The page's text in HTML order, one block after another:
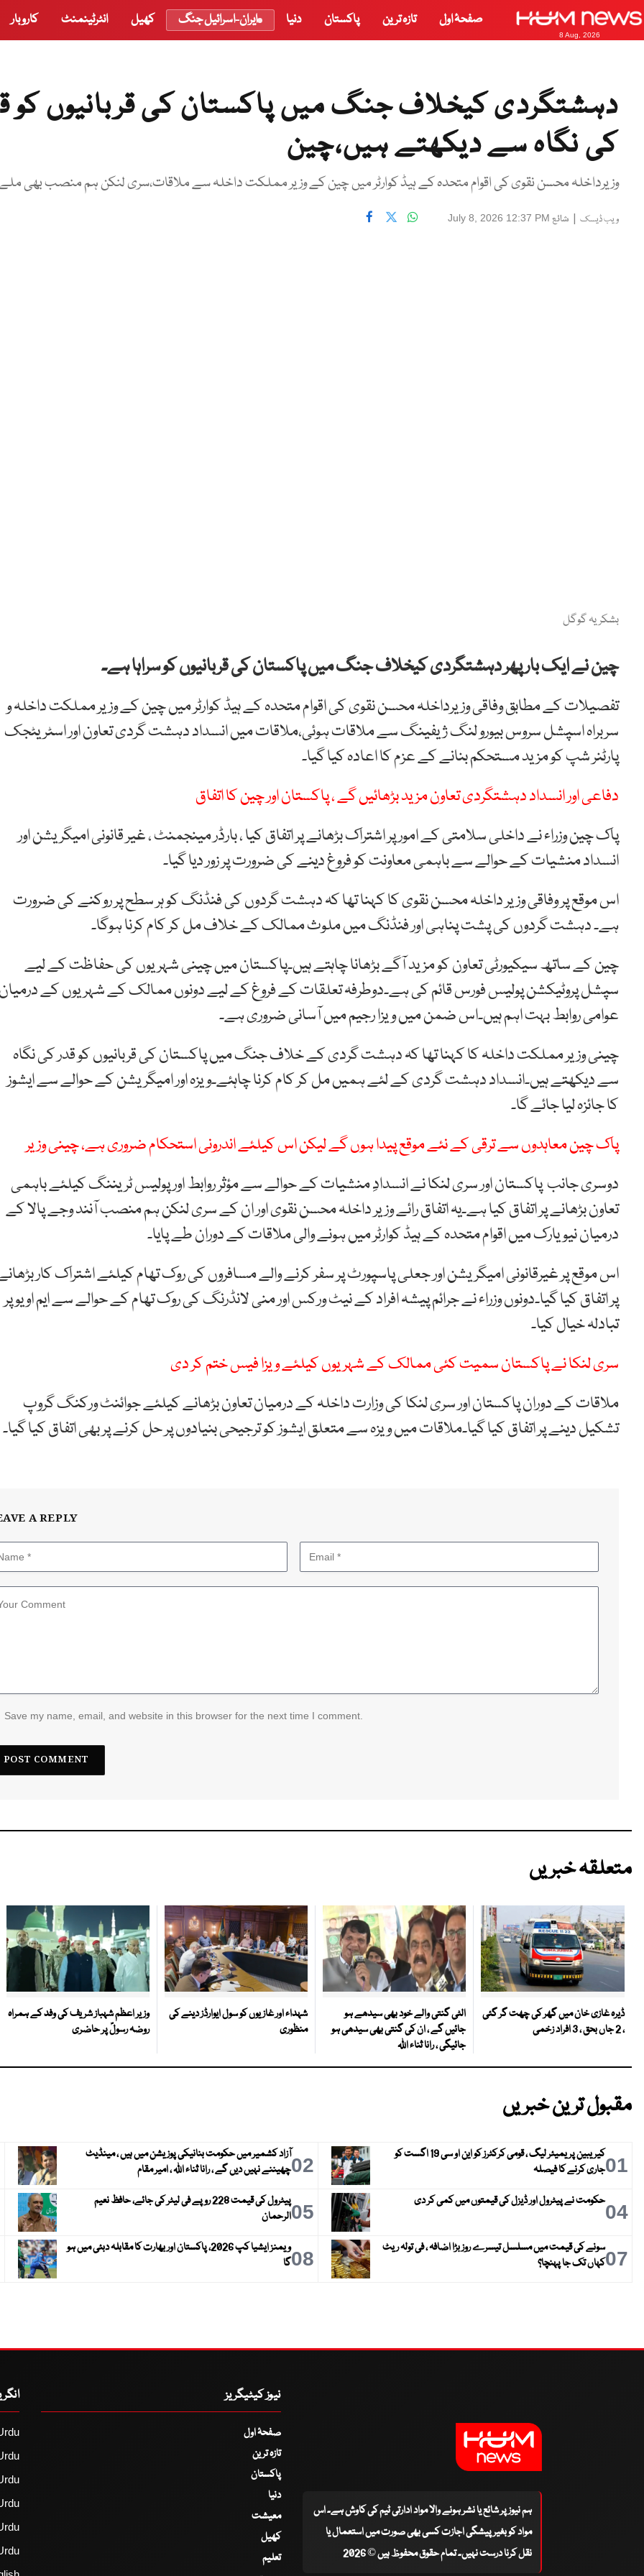
8 Aug, 2026
صفحۂ اول تازہ ترین پاکستان دنیا ایران-اسرائیل جنگ کھیل انٹرٹینمنٹ کاروبار
دہشتگردی کیخلاف جنگ میں پاکستان کی قربانیوں کو
کی نگاہ سے دیکھتے ہیں،چین
وزیرداخلہ محسن نقوی کی اقوام متحدہ کے ہیڈ کوارٹر میں چین کے وزیر مملکت داخلہ سے ملاقات،سری لنکن ہم منصب بھی
ویب ڈیسک | شائع July 8, 2026 12:37 PM
بشکریہ گوگل
چین نے ایک بار پھر دہشتگردی کیخلاف جنگ میں پاکستان کی قربانیوں کو سراہا ہے۔
تفصیلات کے مطابق وفاقی وزیرداخلہ محسن نقوی کی اقوام متحدہ کے ہیڈ کوارٹر میں چین کے وزیر مملکت داخلہ و
سربراہ اسپشل سروس بیورو لنگ ژیفینگ سے ملاقات ہوئی،ملاقات میں انسداد دہشت گردی تعاون اور اسٹریٹجک
پارٹنر شپ کو مزید مستحکم بنانے کے عزم کا اعادہ کیا گیا۔
دفاعی اور انسداد دہشتگردی تعاون مزید بڑھائیں گے ، پاکستان اور چین کا اتفاق
پاک چین وزراء نے داخلی سلامتی کے امور پر اشتراک بڑھانے پر اتفاق کیا ، بارڈر مینجمنٹ ، غیر قانونی امیگریشن اور
انسداد منشیات کے حوالے سے باہمی معاونت کو فروغ دینے کی ضرورت پر زور دیا گیا۔
اس موقع پر وفاقی وزیر داخلہ محسن نقوی کا کہنا تھا کہ دہشت گردوں کی فنڈنگ کو ہر سطح پر روکنے کی ضرورت
ہے۔ دہشت گردوں کی پشت پناہی اور فنڈنگ میں ملوث ممالک کے خلاف مل کر کام کرنا ہوگا۔
چین کے ساتھ سیکیورٹی تعاون کو مزید آگے بڑھانا چاہتے ہیں۔پاکستان میں چینی شہریوں کی حفاظت کے لیے
سپشل پروٹیکشن پولیس فورس قائم کی ہے۔​دوطرفہ تعلقات کے فروغ کے لیے دونوں ممالک کے شہریوں کے
عوامی روابط بہت اہم ہیں۔اس ضمن میں ویزا رجیم میں آسانی ضروری ہے۔
چینی وزیر مملکت داخلہ کا کہنا تھا کہ دہشت گردی کے خلاف جنگ میں پاکستان کی قربانیوں کو قدر کی نگاہ
سے دیکھتے ہیں۔انسداد دہشت گردی کے لئے ہمیں مل کر کام کرنا چاہئے۔​ویزہ اور امیگریشن کے حوالے سے ایشوز
کا جائزہ لیا جائے گا۔
پاک چین معاہدوں سے ترقی کے نئے موقع پیدا ہوں گے لیکن اس کیلئے اندرونی استحکام ضروری ہے، چینی وزیر
دوسری جانب پاکستان اور سری لنکا نے انسدادِ منشیات کے حوالے سے مؤثر روابط اور پولیس ٹریننگ کیلئے باہمی
تعاون بڑھانے پر اتفاق کیا ہے۔یہ اتفاق رائے وزیر داخلہ محسن نقوی اور ان کے سری لنکن ہم منصب آنند وجے پالا کے
درمیان نیویارک میں اقوام متحدہ کے ہیڈ کوارٹر میں ہونے والی ملاقات کے دوران طے پایا۔
اس موقع پر غیرقانونی امیگریشن اور جعلی پاسپورٹ پر سفر کرنے والے مسافروں کی روک تھام کیلئے اشتراک کار
پر اتفاق کیا گیا۔دونوں وزراء نے جرائم پیشہ افراد کے نیٹ ورکس اور منی لانڈرنگ کی روک تھام کے حوالے سے ایم او یو پر
تبادلہ خیال کیا۔
سری لنکا نے پاکستان سمیت کئی ممالک کے شہریوں کیلئے ویزا فیس ختم کر دی
ملاقات کے دوران پاکستان اور سری لنکا کی وزارت داخلہ کے درمیان تعاون بڑھانے کیلئے جوائنٹ ورکنگ گروپ
تشکیل دینے پر اتفاق کیا گیا۔ملاقات میں ویزہ سے متعلق ایشوز کو ترجیحی بنیادوں پر حل کرنے پر بھی اتفاق کیا گیا۔
A REPLY
Save my name, email, and website in this browser for the next time I comment.
متعلقہ خبریں
ڈیرہ غازی خان میں گھر کی چھت گر گئی
، 2 جاں بحق ، 3 افراد زخمی
الٹی گنتی والے خود بھی سیدھے ہو
جائیں گے ، ان کی گنتی بھی سیدھی ہو
جائیگی ، رانا ثناء اللہ
شہداء اور غازیوں کو سول ایوارڈز دینے کی
منظوری
وزیر اعظم شہباز شریف کی وفد کے ہمراہ
روضہ رسولؐ پر حاضری
مقبول ترین خبریں
01
کیریبین پریمیئر لیگ ، قومی کرکٹرز کو این او سی 19 اگست کو
جاری کرنے کا فیصلہ
02آزاد کشمیر میں حکومت بنانیکی پوزیشن میں ہیں ، مینڈیٹ
چھیننے نہیں دیں گے ، رانا ثناء اللہ ، امیر مقام
04حکومت نے پیٹرول اور ڈیزل کی قیمتوں میں کمی کر دی 05
پیٹرول کی قیمت 228 روپے فی لیٹر کی جائے، حافظ نعیم
الرحمان
07سونے کی قیمت میں مسلسل تیسرے روز بڑا اضافہ ، فی تولہ ریٹ
کہاں تک جا پہنچا؟
08
ویمنز ایشیا کپ 2026، پاکستان اور بھارت کا مقابلہ دبئی میں ہو
گا
ہم نیوز پر شائع یا نشر ہونے والا مواد ادارتی ٹیم کی کاوش ہے۔ اس
مواد کو بغیر پیشگی اجازت کسی بھی صورت میں استعمال یا
نقل کرنا درست نہیں۔ تمام حقوق محفوظ ہیں © 2026
نیوز کیٹیگریز
صفحۂ اول
تازہ ترین
پاکستان
دنیا
معیشت
کھیل
تعلیم